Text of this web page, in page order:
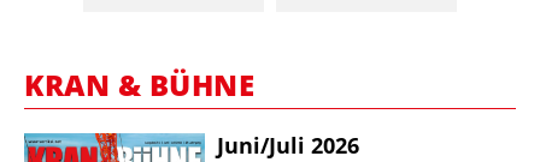
KRAN & BÜHNE
Juni/​Juli 2026